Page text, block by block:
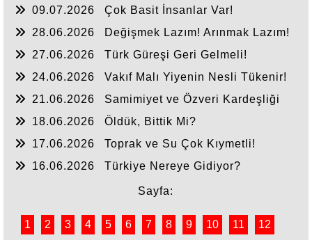
09.07.2026
Çok Basit İnsanlar Var!
28.06.2026
Değişmek Lazım! Arınmak Lazım!
27.06.2026
Türk Güreşi Geri Gelmeli!
24.06.2026
Vakıf Malı Yiyenin Nesli Tükenir!
21.06.2026
Samimiyet ve Özveri Kardeşliği
18.06.2026
Öldük, Bittik Mi?
17.06.2026
Toprak ve Su Çok Kıymetli!
16.06.2026
Türkiye Nereye Gidiyor?
Sayfa:
1 2 3 4 5 6 7 8 9 10 11 12